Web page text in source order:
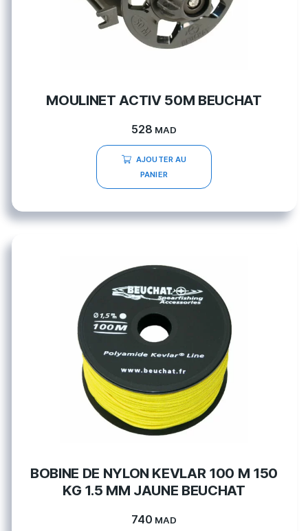
MOULINET ACTIV 50M BEUCHAT
528 MAD
AJOUTER AU
PANIER
BOBINE DE NYLON KEVLAR 100 M 150
KG 1.5 MM JAUNE BEUCHAT
740 MAD